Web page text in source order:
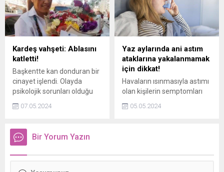
hedefimize ulaşacağız"
dedi.
Kardeş vahşeti: Ablasını
katletti!
Başkentte kan donduran bir
cinayet işlendi. Olayda
psikolojik sorunları olduğu
çocuk, 16 yaşındaki ablası
öldürdü
07.05.2024
Yaz aylarında ani astım
ataklarına yakalanmamak
için dikkat!
Havaların ısınmasıyla astımı
olan kişilerin semptomları
semptomlarını yönetmek ve
05.05.2024
Bir Yorum Yazın